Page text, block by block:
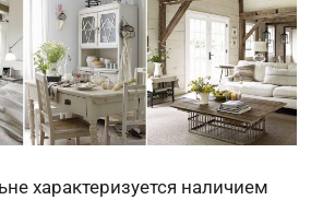
характеризуется наличием